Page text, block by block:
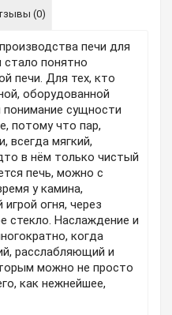
(0)
печи для
стало понятно
печи. Для тех, кто
оборудованной
сущности
потому что пар,
всегда мягкий,
в нём только чистый
печь, можно с
у камина,
огня, через
стекло. Наслаждение и
когда
расслабляющий и
можно не просто
как нежнейшее,